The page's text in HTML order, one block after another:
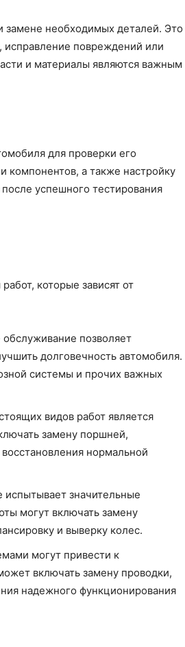
замене необходимых деталей. Это
повреждений или
и материалы являются важным
для проверки его
компонентов, а также настройку
успешного тестирования
которые зависят от
обслуживание позволяет
долговечность автомобиля.
системы и прочих важных
видов работ является
замену поршней,
нормальной
испытывает значительные
могут включать замену
и выверку колес.
могут привести к
включать замену проводки,
надежного функционирования